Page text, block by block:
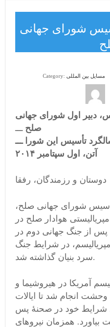
شورای جهانی
Category: مسایل بین المللی
دبیر اول شورای جهانی
صلح ـــ
دوستان و رزمندگان، رفقا
تأسیس شورای جهانی صلح،
هوادار صلح در
از جنگ جهانی دوم در
در شرایط جنگ
سرد بنیان گذاشته شد.
آمریکا در هیروشیما و
وحشت انجام شد تا ایالات
شرایط خود در صحنهٔ پس
بیاورد. همزمان نیروهای